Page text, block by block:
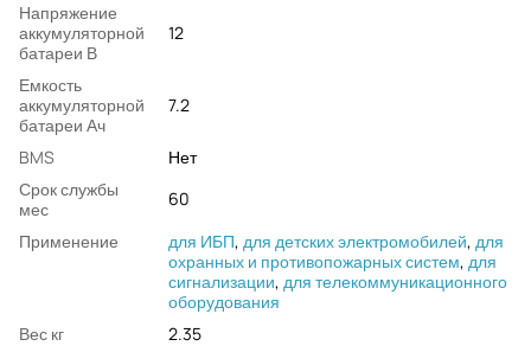
Напряжение
аккумуляторной
батареи В
12
Емкость
аккумуляторной
батареи Ач
7.2
BMS
Нет
Срок службы
мес
60
Применение
для ИБП, для детских электромобилей, для
охранных и противопожарных систем, для
сигнализации, для телекоммуникационного
оборудования
Вес кг
2.35